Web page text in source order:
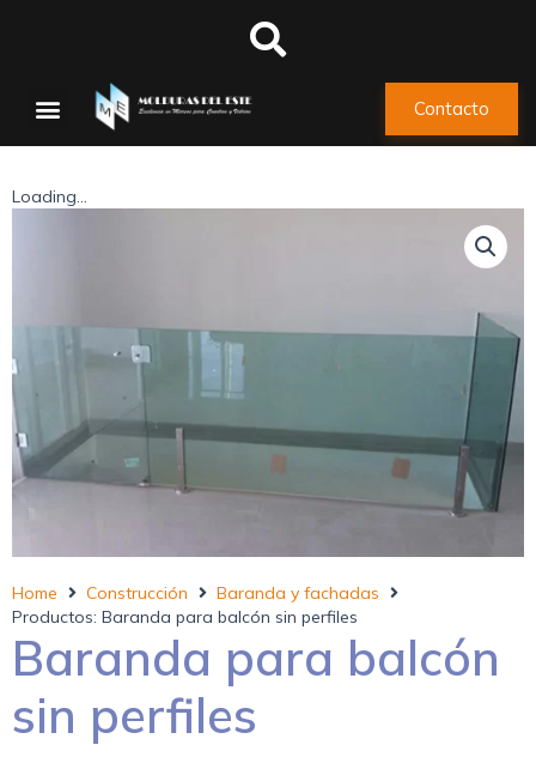
Contacto
Loading...
Home Construcción
Baranda y fachadas
Productos: Baranda para balcón sin perfiles
Baranda para balcón
sin perfiles